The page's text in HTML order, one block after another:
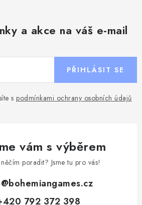
a akce na váš e-mail
s podmínkami ochrany osobních údajů
PŘIHLÁSIT SE
vám s výběrem
poradit? Jsme tu pro vás!
@bohemiangames.cz
792 372 398